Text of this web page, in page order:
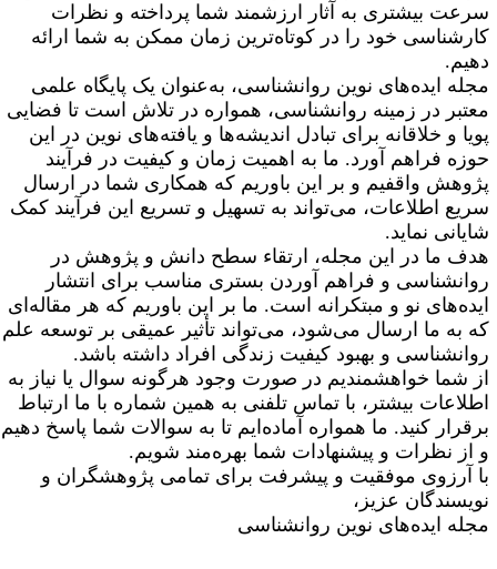
بیشتری به آثار ارزشمند شما پرداخته و نظرات
خود را در کوتاه‌ترین زمان ممکن به شما ارائه
ایده‌های نوین روانشناسی، به‌عنوان یک پایگاه علمی
در زمینه روانشناسی، همواره در تلاش است تا فضایی
و خلاقانه برای تبادل اندیشه‌ها و یافته‌های نوین در این
فراهم آورد. ما به اهمیت زمان و کیفیت در فرآیند
واقفیم و بر این باوریم که همکاری شما در ارسال
اطلاعات، می‌تواند به تسهیل و تسریع این فرآیند کمک
نماید.
ما در این مجله، ارتقاء سطح دانش و پژوهش در
و فراهم آوردن بستری مناسب برای انتشار
نو و مبتکرانه است. ما بر این باوریم که هر مقاله‌ای
به ما ارسال می‌شود، می‌تواند تأثیر عمیقی بر توسعه علم
و بهبود کیفیت زندگی افراد داشته باشد.
شما خواهشمندیم در صورت وجود هرگونه سوال یا نیاز به
بیشتر، با تماس تلفنی به همین شماره با ما ارتباط
کنید. ما همواره آماده‌ایم تا به سوالات شما پاسخ دهیم
از نظرات و پیشنهادات شما بهره‌مند شویم.
آرزوی موفقیت و پیشرفت برای تمامی پژوهشگران و
عزیز،
ایده‌های نوین روانشناسی